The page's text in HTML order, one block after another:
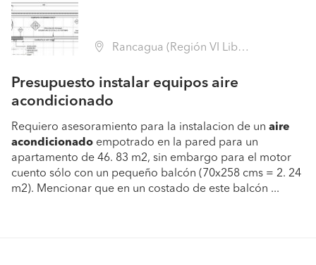
Rancagua (Región VI Libertador B. O'Higgins - Cachapoal)
Presupuesto instalar equipos aire
acondicionado
Requiero asesoramiento para la instalacion de un aire
acondicionado empotrado en la pared para un
apartamento de 46. 83 m2, sin embargo para el motor
cuento sólo con un pequeño balcón (70x258 cms = 2. 24
m2). Mencionar que en un costado de este balcón ...